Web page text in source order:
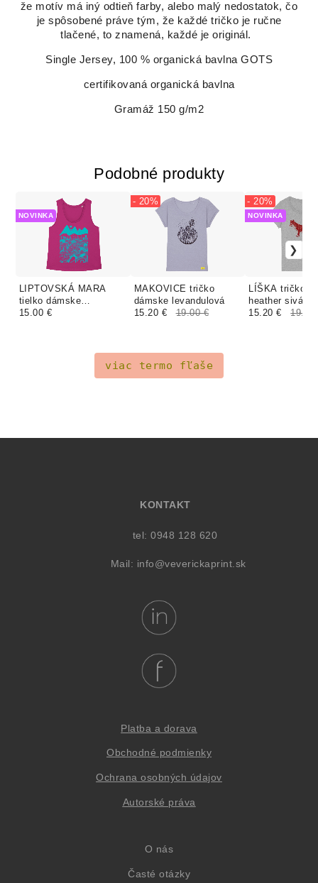
že motív má iný odtieň farby, alebo malý nedostatok, čo
je spôsobené práve tým, že každé tričko je ručne
tlačené, to znamená, každé je originál.
Single Jersey, 100 % organická bavlna GOTS
certifikovaná organická bavlna
Gramáž 150 g/m2
Podobné produkty
LIPTOVSKÁ MARA
tielko dámske
cyklamenová
NOVINKA
15.00 €
MAKOVICE tričko
dámske levandulová
- 20%
15.20 € 19.00 €
LÍŠKA tričko
heather sivá
NOVINKA
- 20%
15.20 € 19.00
viac termo fľaše
KONTAKT
tel: 0948 128 620
Mail: info@veverickaprint.sk
Platba a dorava
Obchodné podmienky
Ochrana osobných údajov
Autorské práva
O nás
Časté otázky